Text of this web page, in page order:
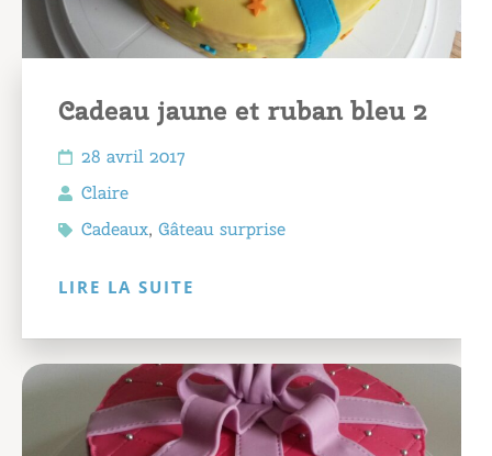
Cadeau jaune et ruban bleu 2
28 avril 2017
Claire
Cadeaux, Gâteau surprise
LIRE LA SUITE